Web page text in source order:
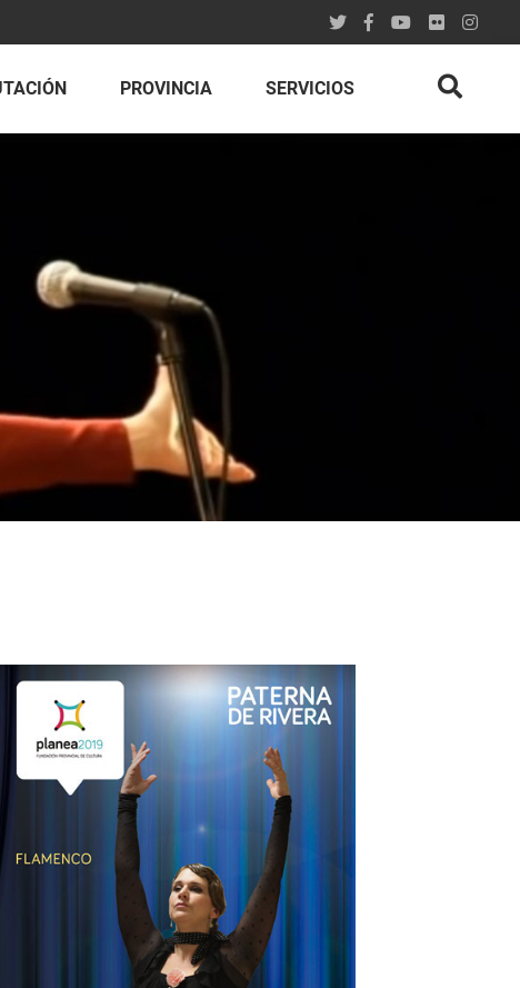
PROVINCIA SERVICIOS